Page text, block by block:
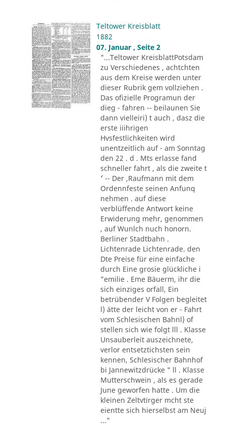
Teltower Kreisblatt
1882
07. Januar , Seite 2
"...Teltower KreisblattPotsdam
zu Verschiedenes , achtchten
aus dem Kreise werden unter
dieser Rubrik gem vollziehen .
Das ofizielle Programun der
dieg - fahren -- beilaunen Sie
dann vielleiri) t auch , dasz die
erste iiihrigen
Hvsfestlichkeiten wird
unentzeitlich auf - am Sonntag
den 22 . d . Mts erlasse fand
schneller fahrt , als die zweite t
´' -- Der ,Raufmann mit dem
Ordennfeste seinen Anfunq
nehmen . auf diese
verblüffende Antwort keine
Erwiderung mehr, genommen
, auf Wunlch nuch honorn.
Berliner Stadtbahn .
Lichtenrade Lichtenrade. den
Dte Preise für eine einfache
durch Eine grosie glückliche i
"emilie . Eme Bäuerm, ihr die
sich einziges orfall, Ein
betrübender V Folgen begleitet
l) ätte der leicht von er - Fahrt
vom Schlesischen Bahnl) of
stellen sich wie folgt lll . Klasse
Unsauberleit auszeichnete,
verlor entsetztichsten sein
kennen, Schlesischer Bahnhof
bi Jannewitzdrücke " ll . Klasse
Mutterschwein , als es gerade
June geworfen hatte . Um die
kleinen Zeltvtirger mcht ste
eientte sich hierselbst am Neuj
..."